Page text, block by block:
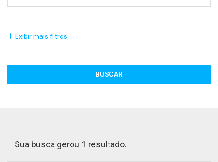
Exibir mais filtros
BUSCAR
Sua busca gerou 1 resultado.